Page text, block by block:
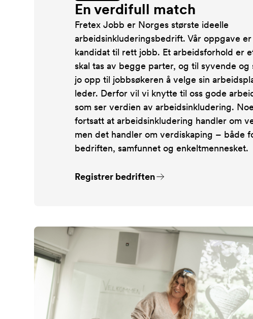
En verdifull match
Fretex Jobb er Norges største ideelle
arbeidsinkluderingsbedrift. Vår oppgave
kandidat til rett jobb. Et arbeidsforhold er
skal tas av begge parter, og til syvende og
jo opp til jobbsøkeren å velge sin
leder. Derfor vil vi knytte til oss gode
som ser verdien av arbeidsinkludering.
fortsatt at arbeidsinkludering handler om
men det handler om verdiskaping – både
bedriften, samfunnet og enkeltmennesket.
Registrer bedriften